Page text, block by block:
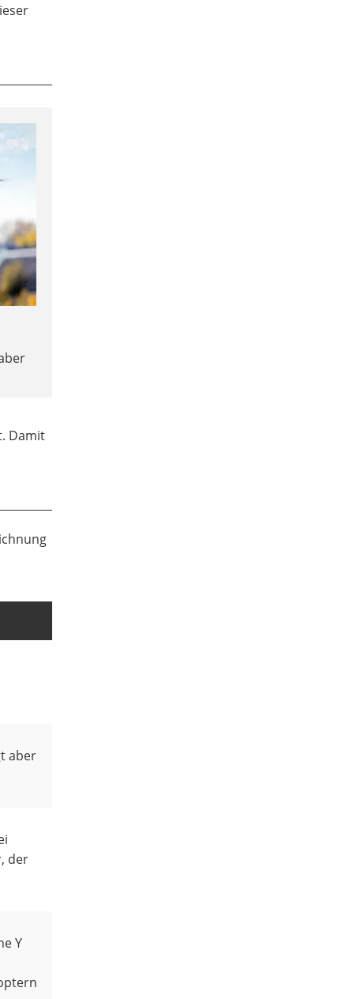
Damit
aber
der
Y